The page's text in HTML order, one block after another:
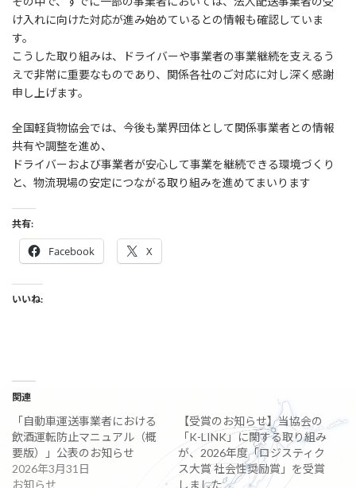
け入れに向けた対応が進み始めているとの情報も確認していま
す。
こうした取り組みは、ドライバーや事業者の事業継続を支えるう
えで非常に重要なものであり、関係各社のご対応に対し深く感謝
申し上げます。
全国軽貨物協会では、今後も業界団体として関係事業者との情報
共有や調整を進め、
ドライバーおよび事業者が安心して事業を継続できる環境づくり
と、物流現場の安定につながる取り組みを進めてまいります
共有:
Facebook X
いいね:
関連
「自動車運送事業者における
飲酒運転防止マニュアル（概
要版）」公表のお知らせ
2026年3月31日
お知らせ
【受賞のお知らせ】当協会の
「K-LINK」に関する取り組み
が、2026年度「ロジスティク
ス大賞 社会性奨励賞」を受賞
しました